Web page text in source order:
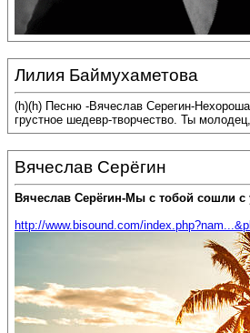
Лилия Баймухаметова
(h)(h) Песню -Вячеслав Серегин-
грустное шедевр-творчество. Ты
Вячеслав Серёгин
Вячеслав Серёгин-Мы с тобой сошли с
http://www.bisound.com/